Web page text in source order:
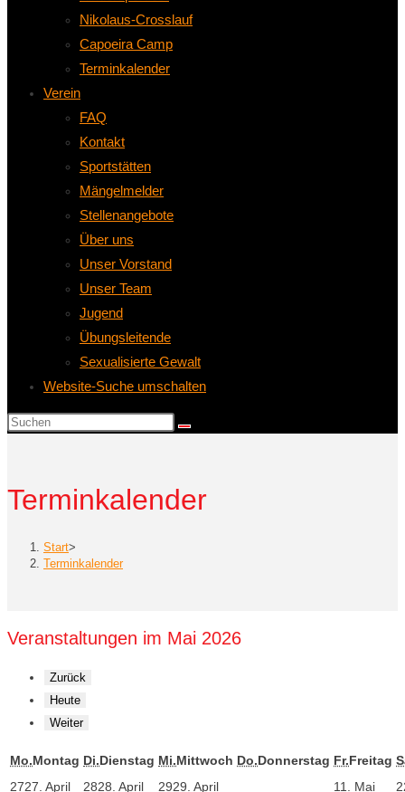
Nikolaus-Crosslauf
Capoeira Camp
Terminkalender
Verein
FAQ
Kontakt
Sportstätten
Mängelmelder
Stellenangebote
Über uns
Unser Vorstand
Unser Team
Jugend
Übungsleitende
Sexualisierte Gewalt
Website-Suche umschalten
Terminkalender
Start>
Terminkalender
Veranstaltungen im Mai 2026
Zurück
Heute
Weiter
Mo.Montag Di.Dienstag Mi.Mittwoch Do.Donnerstag Fr.Freitag
2727. April 2828. April 2929. April 11. Mai 2